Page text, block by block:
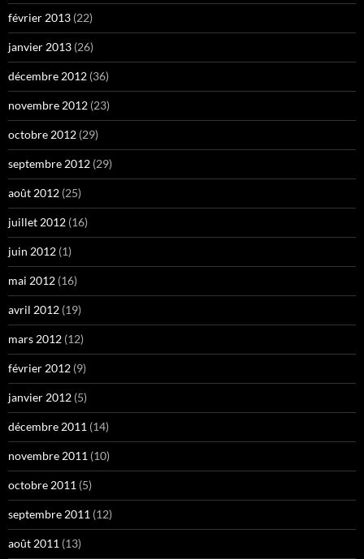
février 2013 (22)
janvier 2013 (26)
décembre 2012 (36)
novembre 2012 (23)
octobre 2012 (29)
septembre 2012 (29)
août 2012 (25)
juillet 2012 (16)
juin 2012 (1)
mai 2012 (16)
avril 2012 (19)
mars 2012 (12)
février 2012 (9)
janvier 2012 (5)
décembre 2011 (14)
novembre 2011 (10)
octobre 2011 (5)
septembre 2011 (12)
août 2011 (13)